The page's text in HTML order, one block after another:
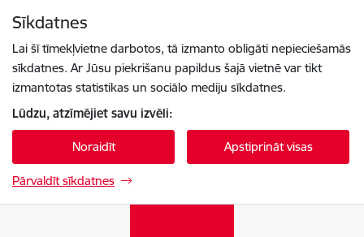
Sīkdatnes
Lai šī tīmekļvietne darbotos, tā izmanto obligāti nepieciešamās
sīkdatnes. Ar Jūsu piekrišanu papildus šajā vietnē var tikt
izmantotas statistikas un sociālo mediju sīkdatnes.
Lūdzu, atzīmējiet savu izvēli:
Noraidīt Apstiprināt visas
Pārvaldīt sīkdatnes